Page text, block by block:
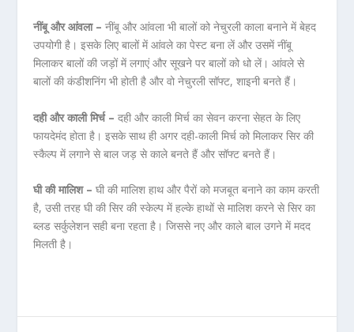
नींबू और आंवला – नींबू और आंवला भी बालों को नेचुरली काला बनाने में बेहद
उपयोगी है। इसके लिए बालों में आंवले का पेस्ट बना लें और उसमें नींबू
मिलाकर बालों की जड़ों में लगाएं और सूखने पर बालों को धो लें। आंवले से
बालों की कंडीशनिंग भी होती है और वो नेचुरली सॉफ्ट, शाइनी बनते हैं।
दही और काली मिर्च – दही और काली मिर्च का सेवन करना सेहत के लिए
फायदेमंद होता है। इसके साथ ही अगर दही-काली मिर्च को मिलाकर सिर की
स्कैल्प में लगाने से बाल जड़ से काले बनते हैं और सॉफ्ट बनते हैं।
घी की मालिश – घी की मालिश हाथ और पैरों को मजबूत बनाने का काम करती
है, उसी तरह घी की सिर की स्केल्प में हल्के हाथों से मालिश करने से सिर का
ब्लड सर्कुलेशन सही बना रहता है। जिससे नए और काले बाल उगने में मदद
मिलती है।